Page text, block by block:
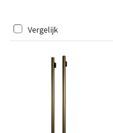
Vergelijk